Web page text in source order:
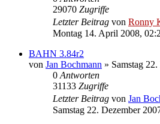
29070 Zugriffe
Letzter Beitrag von Ronny
Montag 14. April 2008,
BAHN 3.84r2
von Jan Bochmann » Samstag
0 Antworten
31133 Zugriffe
Letzter Beitrag von Jan
Samstag 22. Dezember